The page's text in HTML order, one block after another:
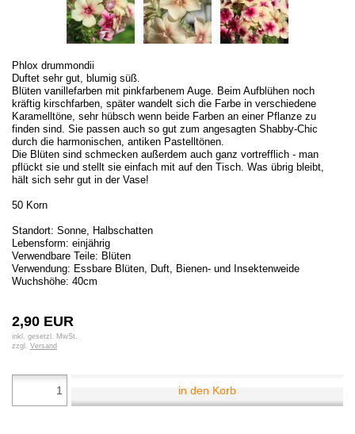
Phlox drummondii
Duftet sehr gut, blumig süß.
Blüten vanillefarben mit pinkfarbenem Auge. Beim Aufblühen noch
kräftig kirschfarben, später wandelt sich die Farbe in verschiedene
Karamelltöne, sehr hübsch wenn beide Farben an einer Pflanze zu
finden sind. Sie passen auch so gut zum angesagten Shabby-Chic
durch die harmonischen, antiken Pastelltönen.
Die Blüten sind schmecken außerdem auch ganz vortrefflich - man
pflückt sie und stellt sie einfach mit auf den Tisch. Was übrig bleibt,
hält sich sehr gut in der Vase!
50 Korn
Standort: Sonne, Halbschatten
Lebensform: einjährig
Verwendbare Teile: Blüten
Verwendung: Essbare Blüten, Duft, Bienen- und Insektenweide
Wuchshöhe: 40cm
2,90 EUR
inkl. gesetzl. MwSt.
zzgl. Versand
in den Korb